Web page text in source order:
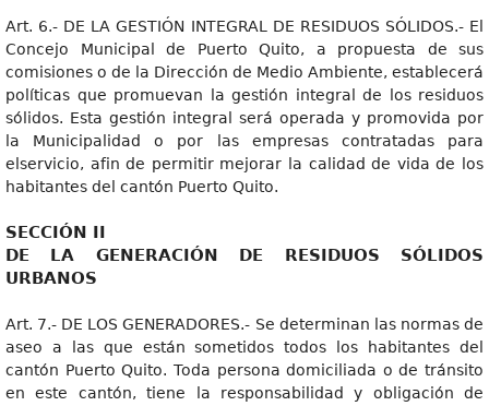
Art. 6.- DE LA GESTIÓN INTEGRAL DE RESIDUOS SÓLIDOS.- El
Concejo Municipal de Puerto Quito, a propuesta de sus
comisiones o de la Dirección de Medio Ambiente, establecerá
políticas que promuevan la gestión integral de los residuos
sólidos. Esta gestión integral será operada y promovida por
la Municipalidad o por las empresas contratadas para
elservicio, afin de permitir mejorar la calidad de vida de los
habitantes del cantón Puerto Quito.
SECCIÓN II
DE LA GENERACIÓN DE RESIDUOS SÓLIDOS
URBANOS
Art. 7.- DE LOS GENERADORES.- Se determinan las normas de
aseo a las que están sometidos todos los habitantes del
cantón Puerto Quito. Toda persona domiciliada o de tránsito
en este cantón, tiene la responsabilidad y obligación de